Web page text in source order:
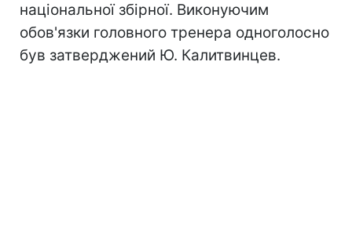
національної збірної. Виконуючим
обов'язки головного тренера одноголосно
був затверджений Ю. Калитвинцев.